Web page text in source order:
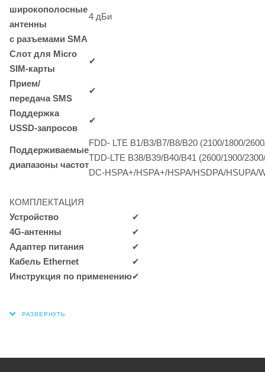
широкополосные
антенны
с разъемами SMA
4 дБи
Слот для Micro
SIM-карты
✔
Прием/
передача SMS
✔
Поддержка
USSD-запросов
✔
Поддерживаемые
диапазоны частот
FDD- LTE B1/B3/B7/B8/B20 (2100/1800/
TDD-LTE B38/B39/B40/B41 (2600/1900/
DC-HSPA+/HSPA+/HSPA/HSDPA/HSUPA/
КОМПЛЕКТАЦИЯ
Устройство
✔
4G-антенны
✔
Адаптер питания
✔
Кабель Ethernet
✔
Инструкция по применению✔